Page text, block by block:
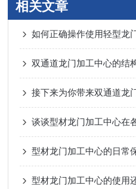
相关文章
如何正确操作使用轻型龙
双通道龙门加工中心的结
接下来为你带来双通道龙
谈谈型材龙门加工中心在
型材龙门加工中心的日常
型材龙门加工中心的使用